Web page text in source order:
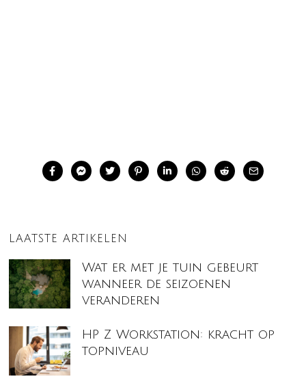
LAATSTE ARTIKELEN
Wat er met je tuin gebeurt
wanneer de seizoenen
veranderen
HP Z Workstation: kracht op
topniveau